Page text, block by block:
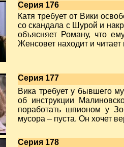
Серия 176
Катя требует от Вики
со скандала с Шурой и
объясняет Роману, что
Женсовет находит и
Серия 177
Вика требует у бывшего
об инструкции
поработать шпионом у
мусора – пуста. Он хочет
Серия 178